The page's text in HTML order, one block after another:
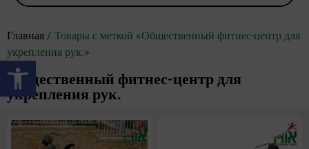
Открыть панель инструментов
Главная/ Товары с меткой «Общественный фитнес-центр для
укрепления рук.»
Общественный фитнес-центр для
укрепления рук.